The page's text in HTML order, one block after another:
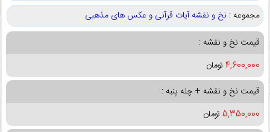
مجموعه : نخ و نقشه آیات قرآنی و عکس های مذهبی
قیمت نخ و نقشه :
4,600,000 تومان
قیمت نخ و نقشه + چله پنبه :
5,350,000 تومان